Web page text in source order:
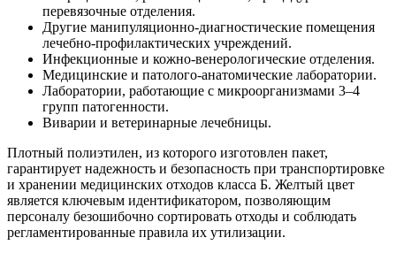
перевязочные отделения.
Другие манипуляционно-диагностические помещения
лечебно-профилактических учреждений.
Инфекционные и кожно-венерологические отделения.
Медицинские и патолого-анатомические лаборатории.
Лаборатории, работающие с микроорганизмами 3–4
групп патогенности.
Виварии и ветеринарные лечебницы.
Плотный полиэтилен, из которого изготовлен пакет,
гарантирует надежность и безопасность при транспортировке
и хранении медицинских отходов класса Б. Желтый цвет
является ключевым идентификатором, позволяющим
персоналу безошибочно сортировать отходы и соблюдать
регламентированные правила их утилизации.